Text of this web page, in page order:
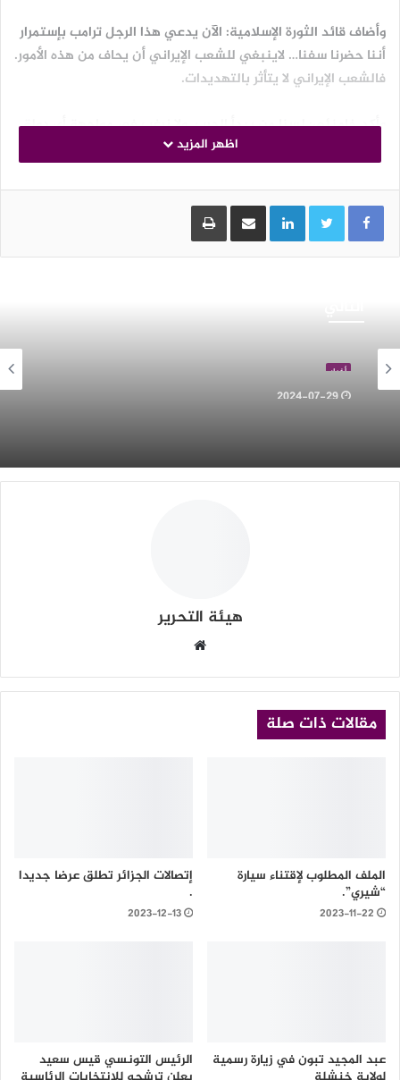
وأضاف قائد الثورة الإسلامية: الآن يدعي هذا الرجل ترامب بإستمرار
أننا حضرنا سفنا… لاينبغي للشعب الإيراني أن يحاف من هذه الأمور.
فالشعب الإيراني لا يتأثر بالتهديدات.
وأكد خامنئي: لسنا من يبدأ الحرب. ولا نرغب في مواجهة أي دولة.
ولكن الشعب الإيراني سيوجه ضربة قوية لكل من يتعدى عليه أو
وأضاف القائد قائلا: بالطبع على الأمريكيين أن يعلموا أن الحرب إن
أشعلوها فستكون حربا إقليمية.
اظهر المزيد
LinkedInمشاركة عبر البريد طباعة
اخبار العالم
ببلدية
تيارت
أخبار
2024-07-29
هيئة التحرير
مقالات ذات صلة
الملف المطلوب لإقتناء سيارة
“شيري”.
2023-11-22
إتصالات الجزائر تطلق عرضا جديدا
.
2023-12-13
عبد المجيد تبون في زيارة رسمية
الرئيس التونسي قيس سعيد